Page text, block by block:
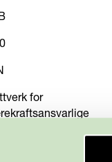
for